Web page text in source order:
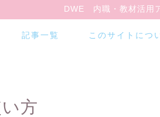
DWE 内職・教材活用
記事一覧 このサイトにつ
方